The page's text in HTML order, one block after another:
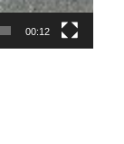
00:12